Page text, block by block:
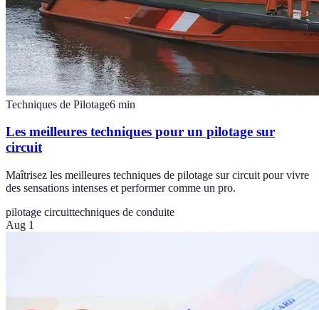
Techniques de Pilotage6 min
Les meilleures techniques pour un pilotage sur
circuit
Maîtrisez les meilleures techniques de pilotage sur circuit pour vivre
des sensations intenses et performer comme un pro.
pilotage circuittechniques de conduite
Aug 1